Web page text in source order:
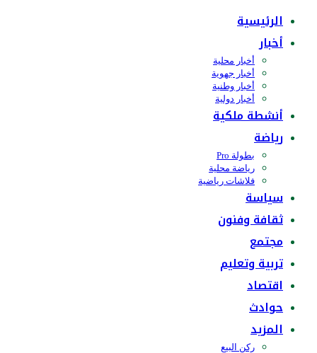
الرئيسية
أخبار
أخبار محلية
أخبار جهوية
أخبار وطنية
أخبار دولية
أنشطة ملكية
رياضة
بطولة Pro
رياضة محلية
فلاشات رياضية
سياسة
ثقافة وفنون
مجتمع
تربية وتعليم
اقتصاد
حوادث
المزيد
ركن البيع